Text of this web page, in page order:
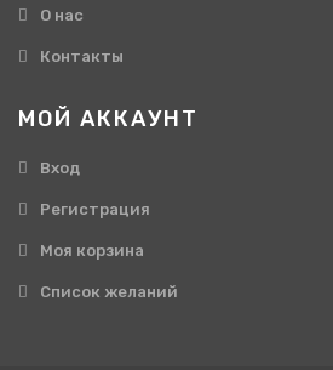
О нас
Контакты
МОЙ АККАУНТ
Вход
Регистрация
Моя корзина
Cписок желаний